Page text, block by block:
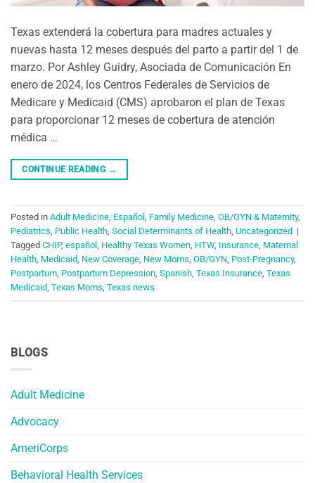
BLOGS
Adult Medicine
Advocacy
AmeriCorps
Behavioral Health Services
Texas extenderá la cobertura para madres actuales y
nuevas hasta 12 meses después del parto a partir del 1 de
marzo. Por Ashley Guidry, Asociada de Comunicación En
enero de 2024, los Centros Federales de Servicios de
Medicare y Medicaid (CMS) aprobaron el plan de Texas
para proporcionar 12 meses de cobertura de atención
médica …
CONTINUE READING →
Posted in Adult Medicine, Español , Family Medicine, OB/GYN & Maternity,
Pediatrics, Public Health, Social Determinants of Health, Uncategorized |
Tagged CHIP, español , Healthy Texas Women, HTW, Insurance, Maternal
Health, Medicaid, New Coverage, New Moms, OB/GYN, Post-Pregnancy,
Postpartum, Postpartum Depression, Spanish, Texas Insurance, Texas
Medicaid, Texas Moms, Texas news